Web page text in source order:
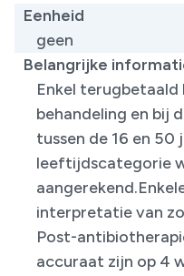
Eenheid
geen
Belangrijke
​Enkel
behandeling en bij
tussen de 16 en 50
leeftijdscategorie
interpretatie van
Post-
accuraat zijn op 4